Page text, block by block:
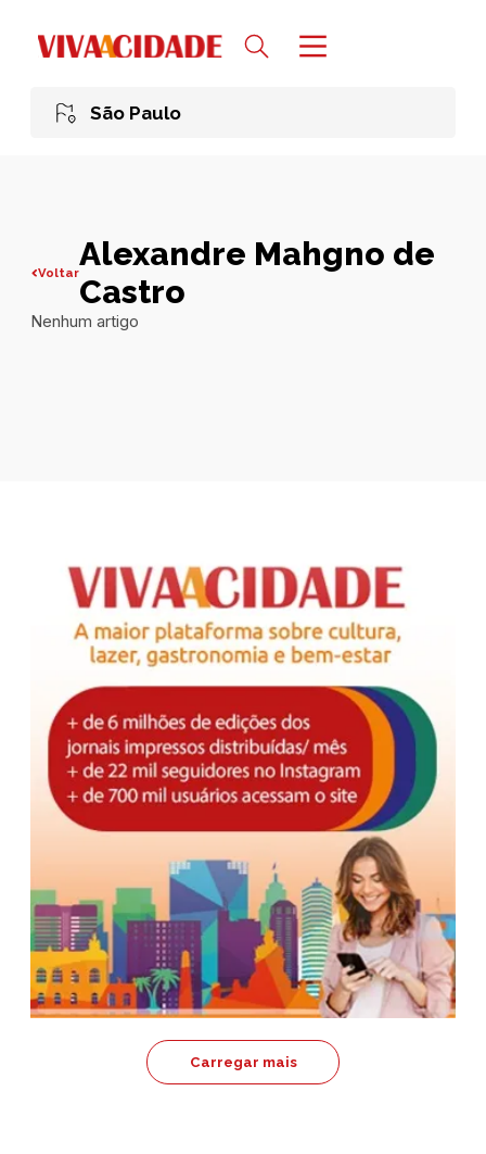
São Paulo
VoltarAlexandre Mahgno de
Castro
Nenhum artigo
Carregar mais